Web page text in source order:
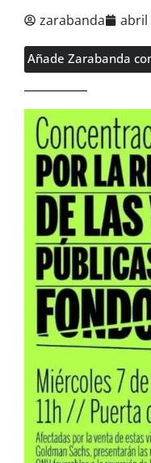
zarabanda abril
Añade Zarabanda